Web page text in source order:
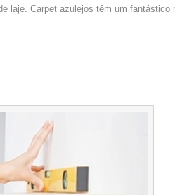
laje. Carpet azulejos têm um fantástico